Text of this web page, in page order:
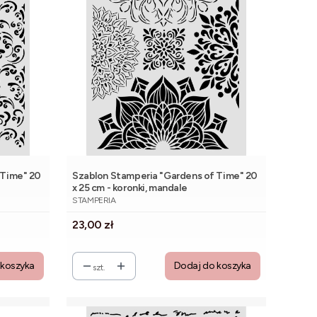
20
Szablon Stamperia "Gardens of Time" 20
x 25 cm - koronki, mandale
PRODUCENT
STAMPERIA
Cena
23,00 zł
szt. Dodaj do koszyka